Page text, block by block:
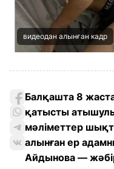
видеодан алынған кадр
Балқашта 8
қатысты
мәліметтер
алынған ер
Айдынова —